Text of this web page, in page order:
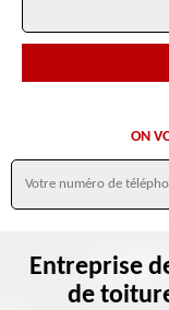
ON
Entreprise
de